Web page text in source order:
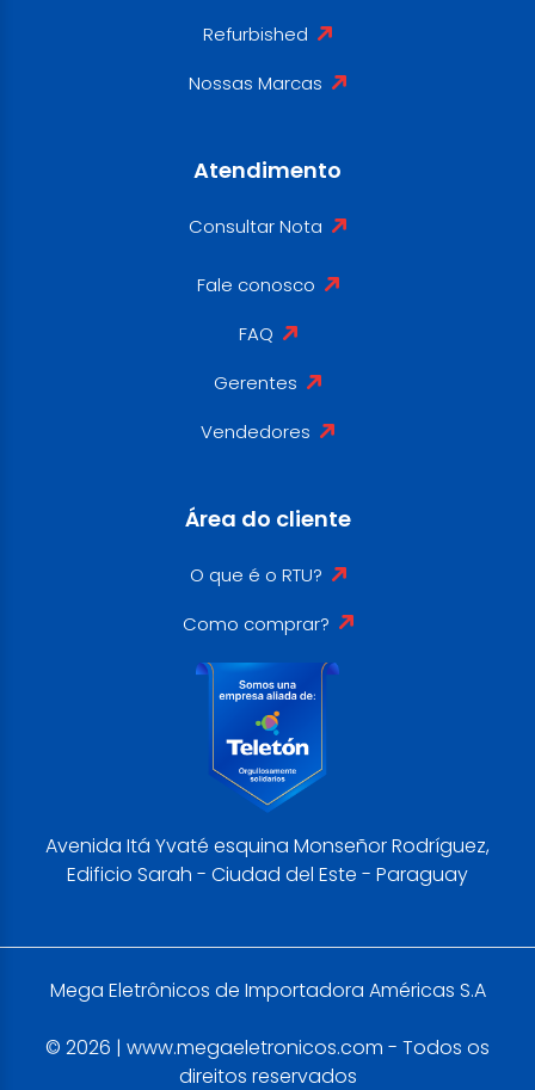
Refurbished
Nossas Marcas
Atendimento
Consultar Nota
Fale conosco
FAQ
Gerentes
Vendedores
Área do cliente
O que é o RTU?
Como comprar?
Avenida Itá Yvaté esquina Monseñor Rodríguez,
Edificio Sarah - Ciudad del Este - Paraguay
Mega Eletrônicos de Importadora Américas S.A
© 2026 | www.megaeletronicos.com - Todos os
direitos reservados